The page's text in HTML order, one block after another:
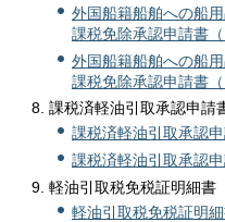
外国船籍船舶への船
課税免除承認申請書（
外国船籍船舶への船
課税免除承認申請書（
課税済軽油引取承認申請
課税済軽油引取承認
課税済軽油引取承認
軽油引取税免税証明細書
軽油引取税免税証明